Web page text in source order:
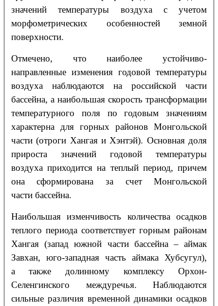
значений температуры воздуха с учетом
морфометрических особенностей земной
поверхности.
Отмечено, что наиболее устойчиво-
направленные изменения годовой температуры
воздуха наблюдаются на российской части
бассейна, а наибольшая скорость трансформации
температурного поля по годовым значениям
характерна для горных районов Монгольской
части (отроги Хангая и Хэнтэй). Основная доля
прироста значений годовой температуры
воздуха приходится на теплый период, причем
она сформирована за счет Монгольской
части бассейна.
Наибольшая изменчивость количества осадков
теплого периода соответствует горным районам
Хангая (запад южной части бассейна – аймак
Завхан, юго-западная часть аймака Хубсугул),
а также долинному комплексу Орхон-
Селенгинского междуречья. Наблюдаются
сильные различия временной динамики осадков